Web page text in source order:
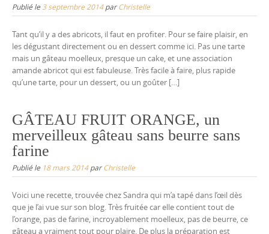
Publié le3 septembre 2014parChristelle
Tant qu’il y a des abricots, il faut en profiter. Pour se faire plaisir, en
les dégustant directement ou en dessert comme ici. Pas une tarte
mais un gâteau moelleux, presque un cake, et une association
amande abricot qui est fabuleuse. Très facile à faire, plus rapide
qu’une tarte, pour un dessert, ou un goûter […]
GÂTEAU FRUIT ORANGE, un
merveilleux gâteau sans beurre sans
farine
Publié le 18 mars 2014parChristelle
Voici une recette, trouvée chez Sandra qui m’a tapé dans l’œil dès
que je l’ai vue sur son blog. Très fruitée car elle contient tout de
l’orange, pas de farine, incroyablement moelleux, pas de beurre, ce
gâteau a vraiment tout pour plaire. De plus la préparation est